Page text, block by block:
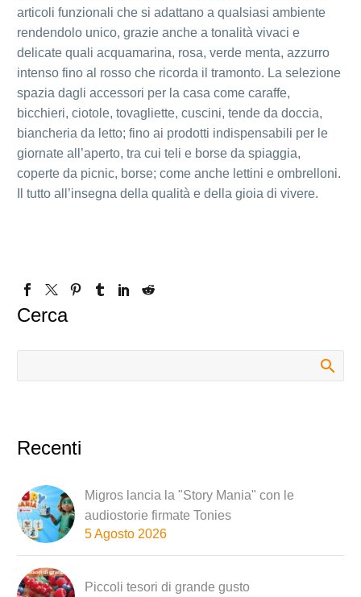
articoli funzionali che si adattano a qualsiasi ambiente
rendendolo unico, grazie anche a tonalità vivaci e
delicate quali acquamarina, rosa, verde menta, azzurro
intenso fino al rosso che ricorda il tramonto. La selezione
spazia dagli accessori per la casa come caraffe,
bicchieri, ciotole, tovagliette, cuscini, tende da doccia,
biancheria da letto; fino ai prodotti indispensabili per le
giornate all’aperto, tra cui teli e borse da spiaggia,
coperte da picnic, borse; come anche lettini e ombrelloni.
Il tutto all’insegna della qualità e della gioia di vivere.
Cerca
Recenti
Migros lancia la "Story Mania" con le
audiostorie firmate Tonies
5 Agosto 2026
Piccoli tesori di grande gusto